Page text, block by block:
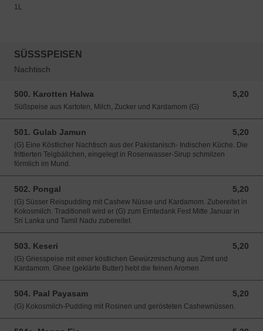
1L
SÜSSSPEISEN
Nachtisch
500. Karotten Halwa 5,20
5,20 EUR
Süßspeise aus Kartoten, Milch, Zucker und Kardamom (G)
501. Gulab Jamun 5,20
5,20 EUR
(G) Eine Köstlicher Nachtisch aus der Pakistanisch- Indischen Küche. Die
frittierten Teigbällchen, eingelegt in Rosenwasser-Sirup schmilzen
förmlich im Mund.
502. Pongal 5,20
5,20 EUR
(G) Süsser Reispudding mit Cashew Nüsse und Kardamom. Zubereitet in
Kokosmilch. Traditionell wird er (G) zum Erntedank Fest Mitte Januar in
Sri Lanka und Tamil Nadu zubereitet.
503. Keseri 5,20
5,20 EUR
(G) Griesspeise mit einer köstlichen Gewürzmischung aus Zimt und
Kardamom. Ghee (geklärte Butter) hebt die feinen Aromen
504. Paal Payasam 5,20
5,20 EUR
(G) Kokosmilch-Pudding mit Rosinen und gerösteten Cashewnüssen.